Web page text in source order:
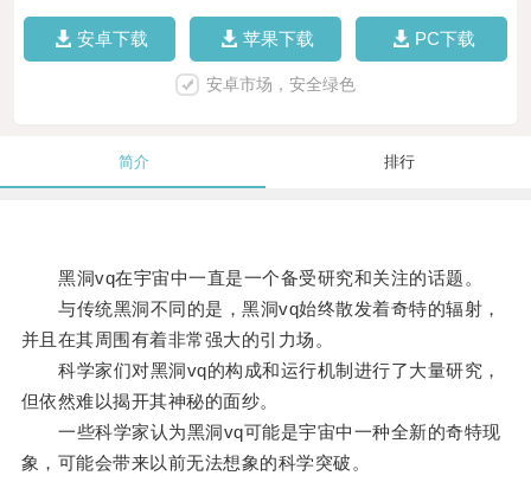
安卓下载 苹果下载 PC下载
安卓市场，安全绿色
简介 排行
黑洞vq在宇宙中一直是一个备受研究和关注的话题。
与传统黑洞不同的是，黑洞vq始终散发着奇特的辐射，
并且在其周围有着非常强大的引力场。
科学家们对黑洞vq的构成和运行机制进行了大量研究，
但依然难以揭开其神秘的面纱。
一些科学家认为黑洞vq可能是宇宙中一种全新的奇特现
象，可能会带来以前无法想象的科学突破。